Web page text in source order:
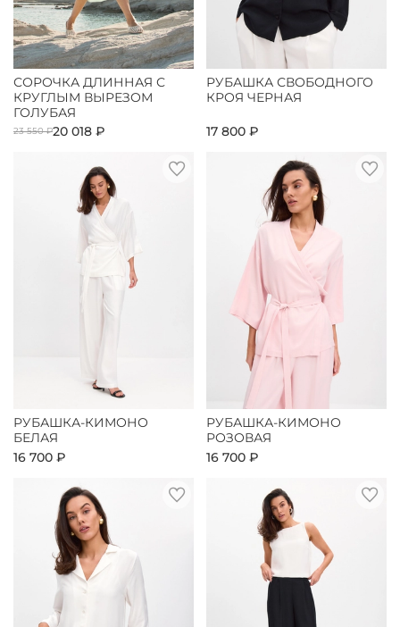
СОРОЧКА ДЛИННАЯ С
КРУГЛЫМ ВЫРЕЗОМ
ГОЛУБАЯ
23 550 ₽20 018 ₽
РУБАШКА СВОБОДНОГО
КРОЯ ЧЕРНАЯ
17 800 ₽
РУБАШКА-КИМОНО
БЕЛАЯ
16 700 ₽
РУБАШКА-КИМОНО
РОЗОВАЯ
16 700 ₽